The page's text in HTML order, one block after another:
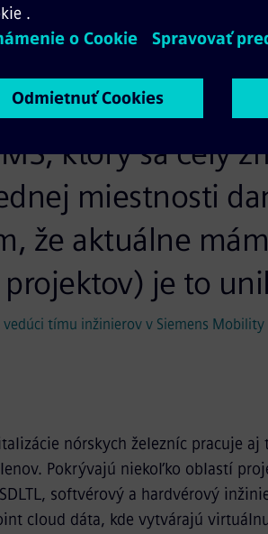
z roku 1950 je
preto sa krajina
15 rozličných
ktorý sa celý
miestnosti
že aktuálne
je to
tímu inžinierov v Siemens Mobility
nórskych železníc pracuje
Pokrývajú niekoľko oblastí
softvérový a hardvérový
cloud dáta, kde vytvárajú